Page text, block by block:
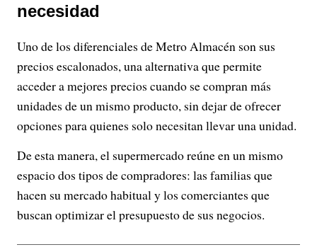
necesidad
Uno de los diferenciales de Metro Almacén son sus
precios escalonados, una alternativa que permite
acceder a mejores precios cuando se compran más
unidades de un mismo producto, sin dejar de ofrecer
opciones para quienes solo necesitan llevar una unidad.
De esta manera, el supermercado reúne en un mismo
espacio dos tipos de compradores: las familias que
hacen su mercado habitual y los comerciantes que
buscan optimizar el presupuesto de sus negocios.